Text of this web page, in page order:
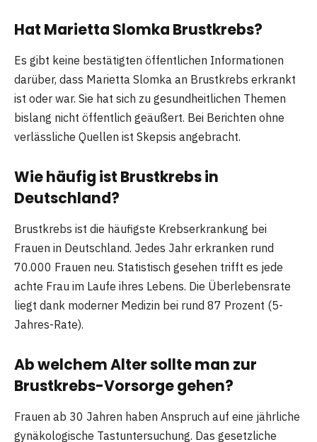
Hat Marietta Slomka Brustkrebs?
Es gibt keine bestätigten öffentlichen Informationen
darüber, dass Marietta Slomka an Brustkrebs erkrankt
ist oder war. Sie hat sich zu gesundheitlichen Themen
bislang nicht öffentlich geäußert. Bei Berichten ohne
verlässliche Quellen ist Skepsis angebracht.
Wie häufig ist Brustkrebs in
Deutschland?
Brustkrebs ist die häufigste Krebserkrankung bei
Frauen in Deutschland. Jedes Jahr erkranken rund
70.000 Frauen neu. Statistisch gesehen trifft es jede
achte Frau im Laufe ihres Lebens. Die Überlebensrate
liegt dank moderner Medizin bei rund 87 Prozent (5-
Jahres-Rate).
Ab welchem Alter sollte man zur
Brustkrebs-Vorsorge gehen?
Frauen ab 30 Jahren haben Anspruch auf eine jährliche
gynäkologische Tastuntersuchung. Das gesetzliche